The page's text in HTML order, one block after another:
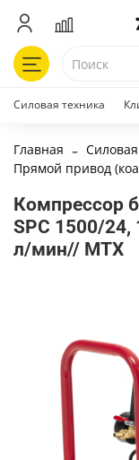
Силовая техника
Главная
Прямой привод
Компрессор
SPC 1500/24,
л/мин// MTX